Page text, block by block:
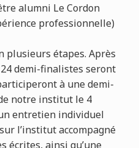
alumni Le Cordon
professionnelle)
plusieurs étapes. Après
demi-finalistes seront
à une demi-
notre institut le 4
entretien individuel
l’institut accompagné
écrites, ainsi qu’une